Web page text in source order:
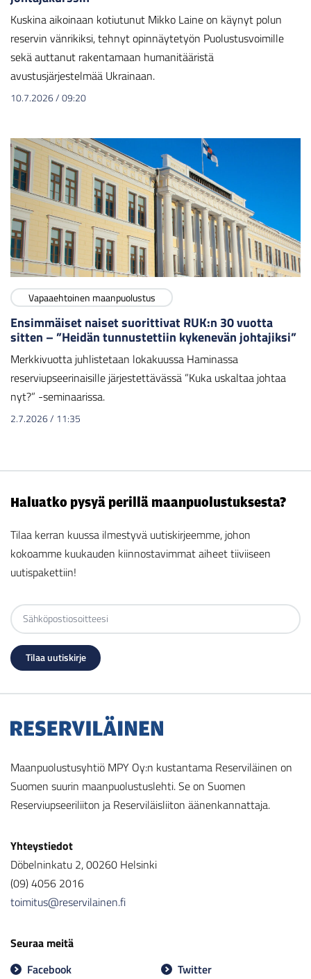
Kuskina aikoinaan kotiutunut Mikko Laine on käynyt polun
reservin vänrikiksi, tehnyt opinnäytetyön Puolustusvoimille
sekä auttanut rakentamaan humanitääristä
avustusjärjestelmää Ukrainaan.
10.7.2026/09:20
Vapaaehtoinen maanpuolustus
Ensimmäiset naiset suorittivat RUK:n 30 vuotta
sitten – ”Heidän tunnustettiin kykenevän johtajiksi”
Merkkivuotta juhlistetaan lokakuussa Haminassa
reserviupseerinaisille järjestettävässä ”Kuka uskaltaa johtaa
nyt?” -seminaarissa.
2.7.2026/ 11:35
Haluatko pysyä perillä maanpuolustuksesta?
Tilaa kerran kuussa ilmestyvä uutiskirjeemme, johon
kokoamme kuukauden kiinnostavimmat aiheet tiiviiseen
uutispakettiin!
Maanpuolustusyhtiö MPY Oy:n kustantama Reserviläinen on
Suomen suurin maanpuolustuslehti. Se on Suomen
Reserviupseeriliiton ja Reserviläisliiton äänenkannattaja.
Yhteystiedot
Döbelninkatu 2, 00260 Helsinki
(09) 4056 2016
toimitus@reservilainen.fi
Seuraa meitä
Facebook
Twitter